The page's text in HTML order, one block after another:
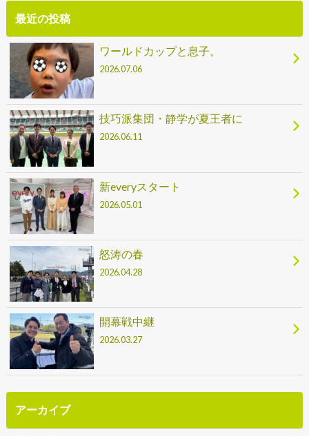
最近の投稿
ワールドカップと息子。
2026.07.06
技巧派集団・静学が夏王者に
2026.06.11
新everyスタート
2026.05.01
怒涛の春
2026.04.28
開幕戦中継
2026.03.27
アーカイブ